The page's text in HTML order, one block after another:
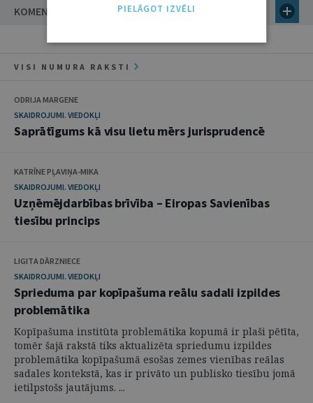
KOMENTĀRI
VISI NUMURA RAKSTI
ODRIJA MARGENE
SKAIDROJUMI. VIEDOKĻI
Saprātīgums kā visu lietu mērs jurisprudencē
KATRĪNE PĻAVIŅA-MIKA
SKAIDROJUMI. VIEDOKĻI
Uzņēmējdarbības brīvība – Eiropas Savienības
tiesību princips
LIGITA DĀRZNIECE
SKAIDROJUMI. VIEDOKĻI
Sprieduma par kopīpašuma reālu sadali izpildes
problemātika
Kopīpašuma institūta problemātika kopumā ir plaši pētīta,
tomēr šajā rakstā tiks aktualizēta spriedumu izpildes
problemātika kopīpašumā esošas zemes vienības reālas
sadales kontekstā, kas ir privāto un publisko tiesību jomā
ietilpstošs jautājums. ...
PIELĀGOT IZVĒLI